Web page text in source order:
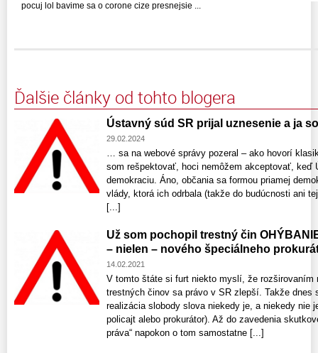
pocuj lol bavime sa o corone cize presnejsie ...
Ďalšie články od tohto blogera
Ústavný súd SR prijal uznesenie a ja
29.02.2024
… sa na webové správy pozeral – ako hovorí
som rešpektovať, hoci nemôžem akceptovať, keď
demokraciu. Áno, občania sa formou priamej
vlády, ktorá ich odrbala (takže do budúcnosti ani
[...]
Už som pochopil trestný čin
– nielen – nového špeciálneho
14.02.2021
V tomto štáte si furt niekto myslí, že
trestných činov sa právo v SR zlepší. Takže dnes
realizácia slobody slova niekedy je, a niekedy nie
policajt alebo prokurátor). Až do zavedenia
práva“ napokon o tom samostatne [...]